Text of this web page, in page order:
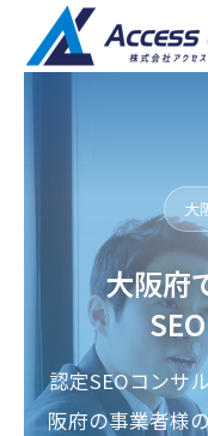
大
大阪府
認定SEOコンサ
阪府の事業者様